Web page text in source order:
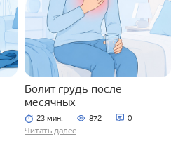
Болит грудь после
месячных
23 мин. 872 0
Читать далее